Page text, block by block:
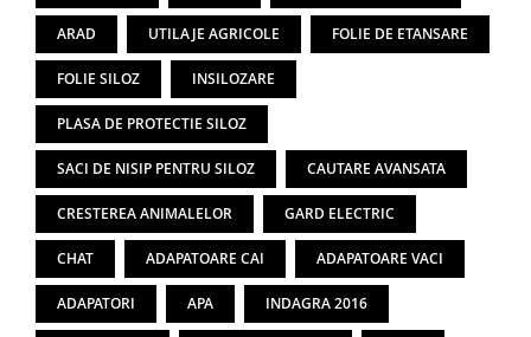
ARAD UTILAJE AGRICOLE FOLIE DE ETANSARE
FOLIE SILOZ INSILOZARE
PLASA DE PROTECTIE SILOZ
SACI DE NISIP PENTRU SILOZ CAUTARE AVANSATA
CRESTEREA ANIMALELOR GARD ELECTRIC
CHAT ADAPATOARE CAI ADAPATOARE VACI
ADAPATORI APA INDAGRA 2016